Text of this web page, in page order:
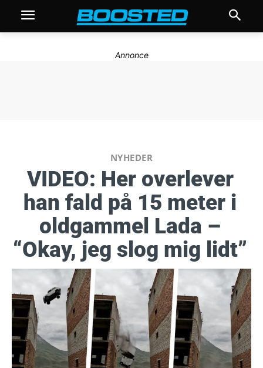
Annonce
NYHEDER
VIDEO: Her overlever
han fald på 15 meter i
oldgammel Lada –
“Okay, jeg slog mig lidt”